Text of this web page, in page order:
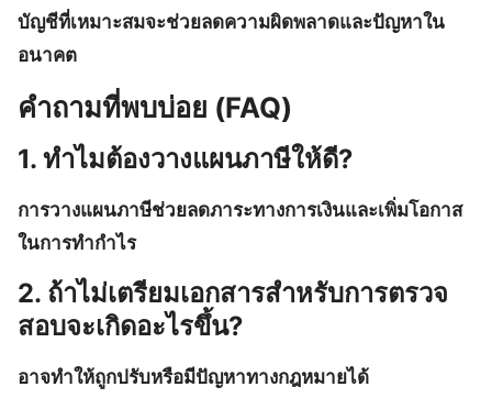
บัญชีที่เหมาะสมจะช่วยลดความผิดพลาดและปัญหาใน
อนาคต
คำถามที่พบบ่อย (FAQ)
1. ทำไมต้องวางแผนภาษีให้ดี?
การวางแผนภาษีช่วยลดภาระทางการเงินและเพิ่มโอกาส
ในการทำกำไร
2. ถ้าไม่เตรียมเอกสารสำหรับการตรวจ
สอบจะเกิดอะไรขึ้น?
อาจทำให้ถูกปรับหรือมีปัญหาทางกฎหมายได้